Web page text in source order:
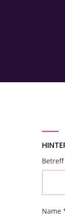
Betreff
Name